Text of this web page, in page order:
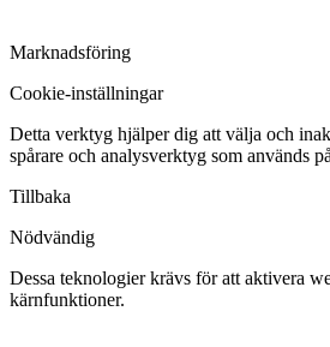
Marknadsföring
Cookie-inställningar
Detta verktyg hjälper dig att välja och
spårare och analysverktyg som används
Tillbaka
Nödvändig
Dessa teknologier krävs för att aktivera
kärnfunktioner.